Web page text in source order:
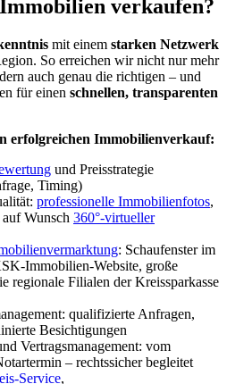
verkaufen?
mit einem starken Netzwerk
So erreichen wir nicht nur mehr
auch genau die richtigen – und
für einen schnellen, transparenten
erfolgreichen Immobilienverkauf:
und Preisstrategie
Timing)
professionelle Immobilienfotos,
Wunsch 360°-virtueller
: Schaufenster im
Immobilien-Website, große
regionale Filialen der Kreissparkasse
qualifizierte Anfragen,
Besichtigungen
Vertragsmanagement: vom
– rechtssicher begleitet
Service,